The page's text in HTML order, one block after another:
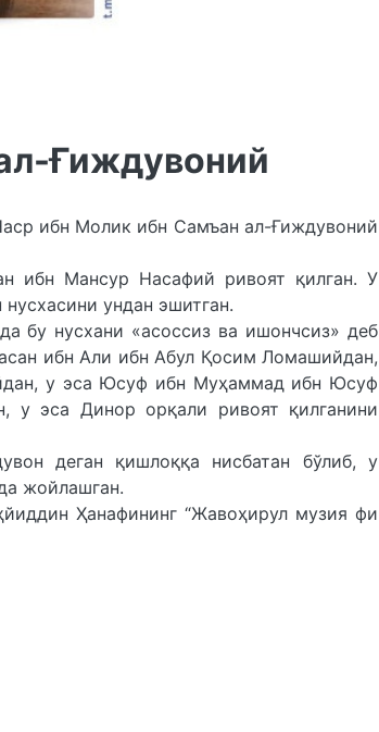
Ғиждувоний
ибн Молик ибн Самъан ал-Ғиждувоний
ибн Мансур Насафий ривоят қилган. У
ундан эшитган.
бу нусхани «асоссиз ва ишончсиз» деб
ибн Али ибн Абул Қосим Ломашийдан,
у эса Юсуф ибн Муҳаммад ибн Юсуф
у эса Динор орқали ривоят қилганини
деган қишлоққа нисбатан бўлиб, у
жойлашган.
Ҳанафининг “Жавоҳирул музия фи